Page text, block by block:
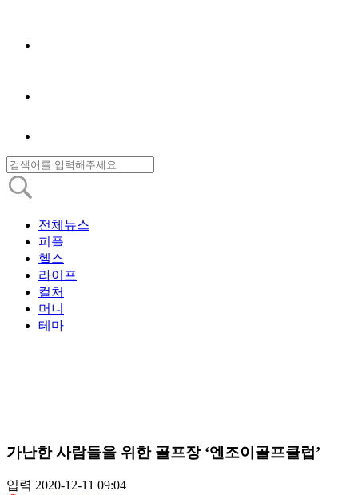
전체뉴스
피플
헬스
라이프
컬처
머니
테마
가난한 사람들을 위한 골프장 ‘엔조이골프클럽’
입력 2020-12-11 09:04